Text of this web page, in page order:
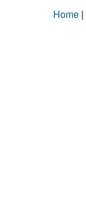
Home |